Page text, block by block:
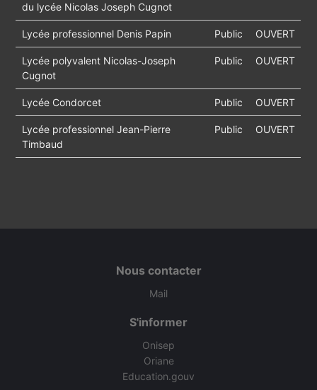
du lycée Nicolas Joseph Cugnot
Lycée professionnel Denis Papin Public OUVERT
Lycée polyvalent Nicolas-Joseph
Cugnot
Public OUVERT
Lycée Condorcet Public OUVERT
Lycée professionnel Jean-Pierre
Timbaud
Public OUVERT
Nous contacter
Mail
S'informer
Onisep
Oriane
Education.gouv